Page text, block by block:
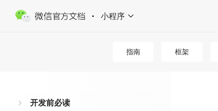
小程序
指南 框架
开发前必读